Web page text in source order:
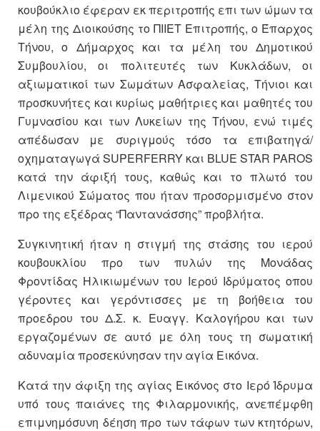
κουβούκλιο έφεραν εκ περιτροπής επι των ώμων τα
μέλη της Διοικούσης το ΠΙΙΕΤ Επιτροπής, ο Έπαρχος
Τήνου, ο Δήμαρχος και τα μέλη του Δημοτικού
Συμβουλίου, οι πολιτευτές των Κυκλάδων, οι
αξιωματικοί των Σωμάτων Ασφαλείας, Τήνιοι και
προσκυνήτες και κυρίως μαθήτριες και μαθητές του
Γυμνασίου και των Λυκείων της Τήνου, ενώ τιμές
απέδωσαν με συριγμούς τόσο τα επιβατηγά/
οχηματαγωγά SUPERFERRY και BLUE STAR PAROS
κατά την άφιξή τους, καθώς και το πλωτό του
Λιμενικού Σώματος που ήταν προσορμισμένο στον
προ της εξέδρας “Παντανάσσης” προβλήτα.
Συγκινητική ήταν η στιγμή της στάσης του ιερού
κουβουκλίου προ των πυλών της Μονάδας
Φροντίδας Ηλικιωμένων του Ιερού Ιδρύματος οπου
γέροντες και γερόντισσες με τη βοήθεια του
προεδρου του Δ.Σ. κ. Ευαγγ. Καλογήρου και των
εργαζομένων σε αυτό με όλη τους τη σωματική
αδυναμία προσεκύνησαν την αγία Εικόνα.
Κατά την άφιξη της αγίας Εικόνος στο Ιερό Ίδρυμα
υπό τους παιάνες της Φιλαρμονικής, ανεπέμφθη
επιμνημόσυνη δέηση προ των τάφων των κτητόρων,